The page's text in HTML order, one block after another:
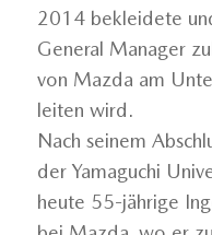
2014 bekleidete
General Manager
von Mazda am
leiten wird.
Nach seinem
der Yamaguchi
heute 55-jährige